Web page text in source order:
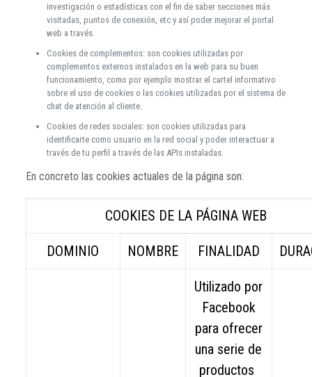
investigación o estadísticas con el fin de saber secciones más
visitadas, puntos de conexión, etc y así poder mejorar el portal
web a través.
Cookies de complementos: son cookies utilizadas por
complementos externos instalados en la web para su buen
funcionamiento, como por ejemplo mostrar el cartel informativo
sobre el uso de cookies o las cookies utilizadas por el sistema de
chat de atención al cliente.
Cookies de redes sociales: son cookies utilizadas para
identificarte como usuario en la red social y poder interactuar a
través de tu perfil a través de las APIs instaladas.
En concreto las cookies actuales de la página son:
COOKIES DE LA PÁGINA WEB
DOMINIO NOMBRE FINALIDAD
Utilizado por
Facebook
para ofrecer
una serie de
productos